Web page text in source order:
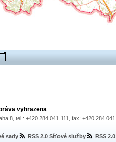
vyhrazena
8, tel.: +420 284 041 111, fax: +420 284
sady RSS 2.0 Síťové služby RSS